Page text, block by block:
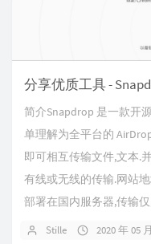
简介Snapdrop 是一款开
单理解为全平台的
即可相互传输文件,文本.
有线或无线的传输.网站
部署在国内服务器,传输
Stille 2020 年 05